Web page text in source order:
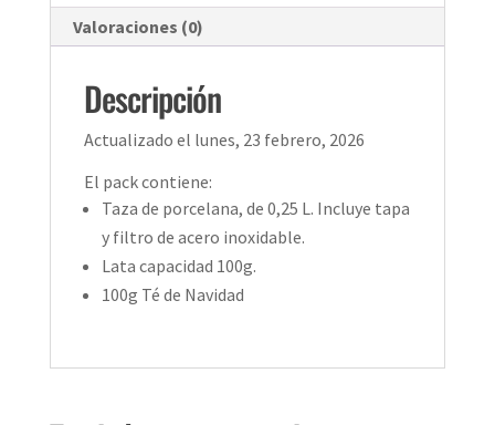
Valoraciones (0)
Descripción
Actualizado el lunes, 23 febrero, 2026
El pack contiene:
Taza de porcelana, de 0,25 L. Incluye tapa
y filtro de acero inoxidable.
Lata capacidad 100g.
100g Té de Navidad